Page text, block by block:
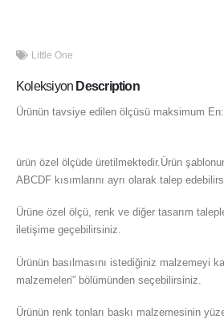
Little One
Koleksiyon Description
Ürünün tavsiye edilen ölçüsü maksimum
ürün özel ölçüde üretilmektedir.Ürün
ABCDF kısımlarını ayrı olarak talep
Ürüne özel ölçü, renk ve diğer tasarım
iletişime geçebilirsiniz.
Ürünün basılmasını istediğiniz malzemeyi
malzemeleri” bölümünden seçebilirsiniz.
Ürünün renk tonları baskı malzemesinin